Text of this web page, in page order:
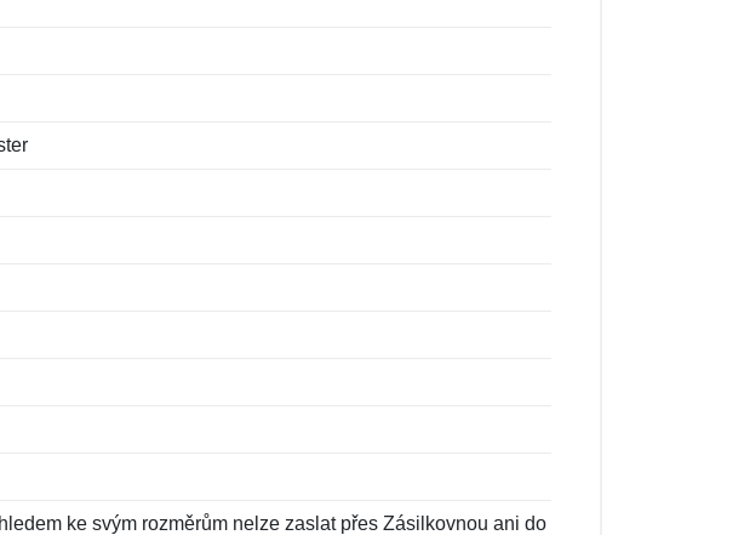
ke svým rozměrům nelze zaslat přes Zásilkovnou ani do